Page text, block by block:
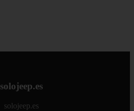
solojeep.es
solojeep.es